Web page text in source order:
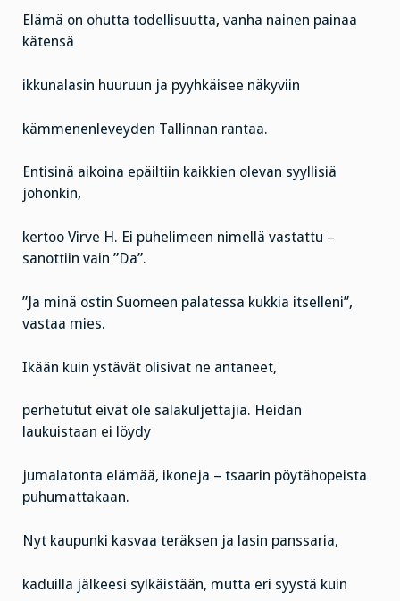
Elämä on ohutta todellisuutta, vanha nainen painaa
kätensä
ikkunalasin huuruun ja pyyhkäisee näkyviin
kämmenenleveyden Tallinnan rantaa.
Entisinä aikoina epäiltiin kaikkien olevan syyllisiä
johonkin,
kertoo Virve H. Ei puhelimeen nimellä vastattu –
sanottiin vain ”Da”.
”Ja minä ostin Suomeen palatessa kukkia itselleni”,
vastaa mies.
Ikään kuin ystävät olisivat ne antaneet,
perhetutut eivät ole salakuljettajia. Heidän
laukuistaan ei löydy
jumalatonta elämää, ikoneja – tsaarin pöytähopeista
puhumattakaan.
Nyt kaupunki kasvaa teräksen ja lasin panssaria,
kaduilla jälkeesi sylkäistään, mutta eri syystä kuin